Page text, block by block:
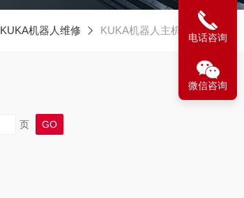
KUKA机器人维修 KUKA机器人主机维修
页
电话咨询
微信咨询